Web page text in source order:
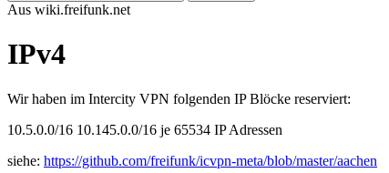
Aus wiki.freifunk.net
IPv4
Wir haben im Intercity VPN folgenden IP Blöcke reserviert:
10.5.0.0/16 10.145.0.0/16 je 65534 IP Adressen
siehe: https://github.com/freifunk/icvpn-meta/blob/master/aachen